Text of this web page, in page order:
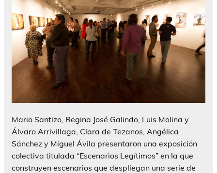
Mario Santizo, Regina José Galindo, Luis Molina y
Álvaro Arrivillaga, Clara de Tezanos, Angélica
Sánchez y Miguel Ávila presentaron una exposición
colectiva titulada “Escenarios Legítimos” en la que
construyen escenarios que despliegan una serie de